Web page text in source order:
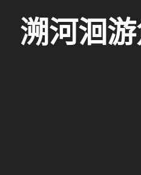
溯河洄